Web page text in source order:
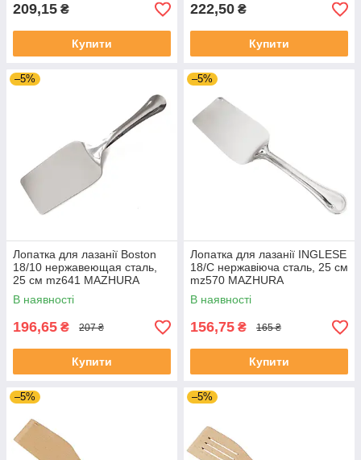
209,15 ₴
Купити
222,50 ₴
Купити
–5%
Лопатка для лазанії Boston
18/10 нержавеющая сталь,
25 см mz641 MAZHURA
В наявності
196,65 ₴ 207 ₴
Купити
–5%
Лопатка для лазанії INGLESE
18/C нержавіюча сталь, 25 см
mz570 MAZHURA
В наявності
156,75 ₴ 165 ₴
Купити
–5% –5%